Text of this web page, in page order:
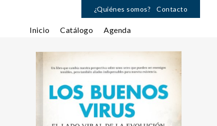
¿Quiénes somos? Contacto
Inicio Catálogo Agenda